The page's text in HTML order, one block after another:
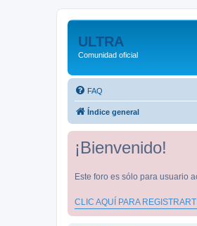
ULTRA
Comunidad oficial
FAQ
Índice general
¡Bienvenido!
Este foro es sólo para usuario
CLIC AQUÍ PARA